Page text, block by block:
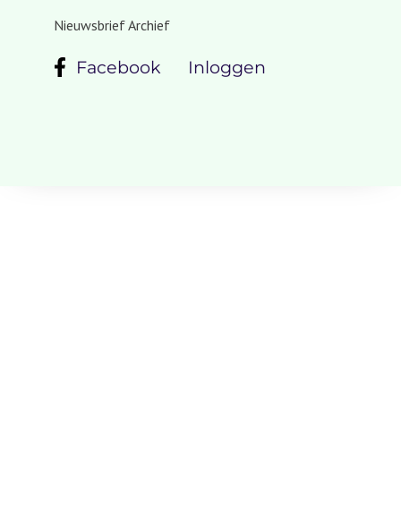
Nieuwsbrief Archief
Facebook Inloggen